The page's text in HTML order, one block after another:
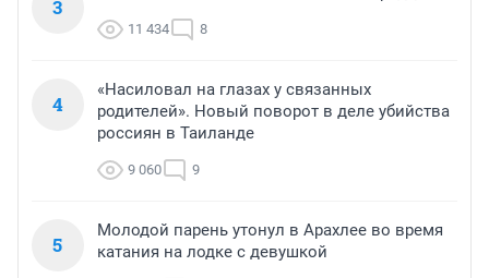
3
11 434 8
4
«Насиловал на глазах у связанных
родителей». Новый поворот в деле убийства
россиян в Таиланде
9 060 9
5
Молодой парень утонул в Арахлее во время
катания на лодке с девушкой